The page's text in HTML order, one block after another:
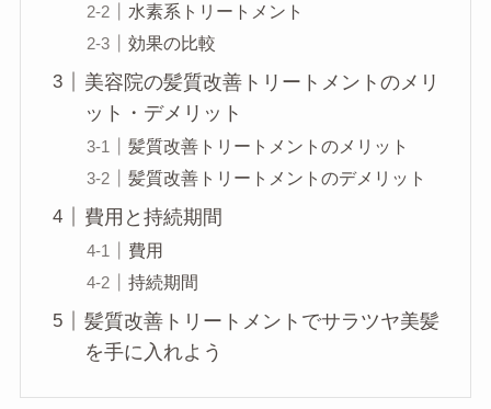
水素系トリートメント
効果の比較
美容院の髪質改善トリートメントのメリ
ット・デメリット
髪質改善トリートメントのメリット
髪質改善トリートメントのデメリット
費用と持続期間
費用
持続期間
髪質改善トリートメントでサラツヤ美髪
を手に入れよう